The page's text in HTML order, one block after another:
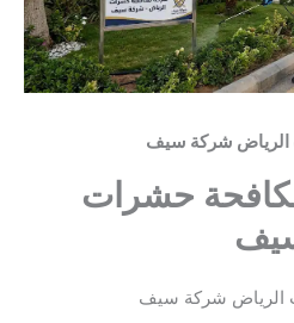
الرياض شركة سيف
حشرات
الرياض شركة سيف